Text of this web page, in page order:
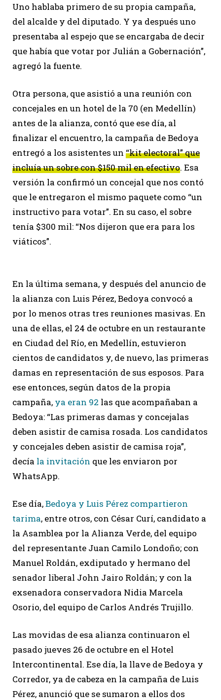
Uno hablaba primero de su propia campaña,
del alcalde y del diputado. Y ya después uno
presentaba al espejo que se encargaba de decir
que había que votar por Julián a Gobernación”,
agregó la fuente.
Otra persona, que asistió a una reunión con
concejales en un hotel de la 70 (en Medellín)
antes de la alianza, contó que ese día, al
finalizar el encuentro, la campaña de Bedoya
entregó a los asistentes un “kit electoral” que
incluía un sobre con $150 mil en efectivo. Esa
versión la confirmó un concejal que nos contó
que le entregaron el mismo paquete como “un
instructivo para votar”. En su caso, el sobre
tenía $300 mil: “Nos dijeron que era para los
viáticos”.
En la última semana, y después del anuncio de
la alianza con Luis Pérez, Bedoya convocó a
por lo menos otras tres reuniones masivas. En
una de ellas, el 24 de octubre en un restaurante
en Ciudad del Río, en Medellín, estuvieron
cientos de candidatos y, de nuevo, las primeras
damas en representación de sus esposos. Para
ese entonces, según datos de la propia
campaña, ya eran 92 las que acompañaban a
Bedoya: “Las primeras damas y concejalas
deben asistir de camisa rosada. Los candidatos
y concejales deben asistir de camisa roja”,
decía la invitación que les enviaron por
WhatsApp.
Ese día,Bedoya y Luis Pérez compartieron
tarima, entre otros, con César Curí, candidato a
la Asamblea por la Alianza Verde, del equipo
del representante Juan Camilo Londoño; con
Manuel Roldán, exdiputado y hermano del
senador liberal John Jairo Roldán; y con la
exsenadora conservadora Nidia Marcela
Osorio, del equipo de Carlos Andrés Trujillo.
Las movidas de esa alianza continuaron el
pasado jueves 26 de octubre en el Hotel
Intercontinental. Ese día, la llave de Bedoya y
Corredor, ya de cabeza en la campaña de Luis
Pérez, anunció que se sumaron a ellos dos